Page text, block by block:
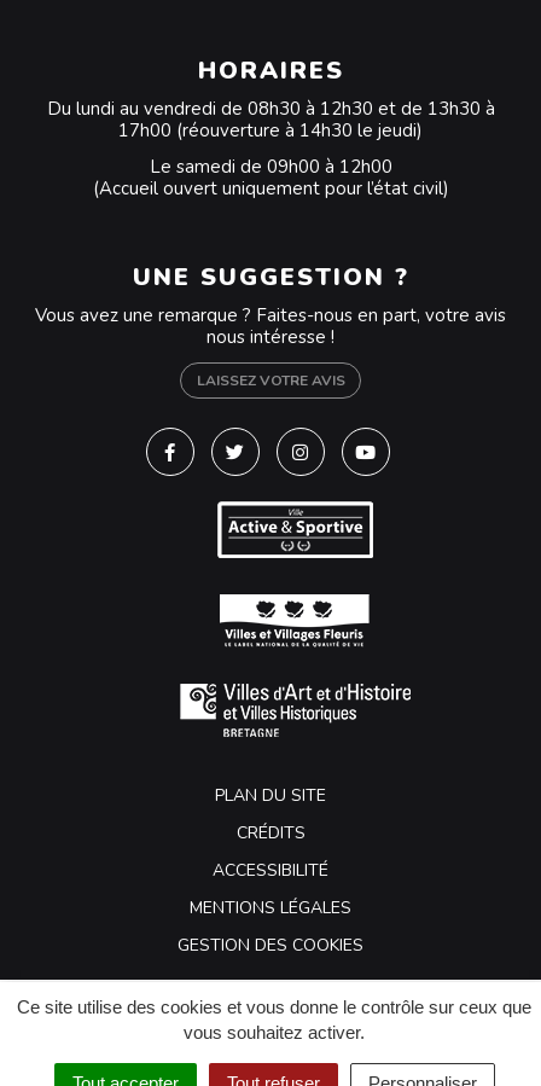
Ce site utilise des cookies et vous donne le contrôle sur ceux que
vous souhaitez activer.
HORAIRES
Du lundi au vendredi de 08h30 à 12h30 et de 13h30 à
17h00 (réouverture à 14h30 le jeudi)
Le samedi de 09h00 à 12h00
(Accueil ouvert uniquement pour l’état civil)
UNE SUGGESTION ?
Vous avez une remarque ? Faites-nous en part, votre avis
nous intéresse !
LAISSEZ VOTRE AVIS
Lien vers le compte Facebook
Lien vers le compte Twitter
Lien vers le compte
Lien vers la chaîne
PLAN DU SITE
CRÉDITS
ACCESSIBILITÉ
MENTIONS LÉGALES
GESTION DES COOKIES